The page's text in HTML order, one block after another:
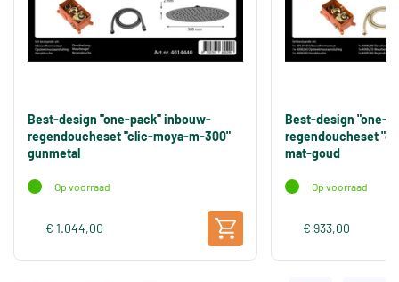
Best-design "one-pack" inbouw-
regendoucheset "clic-moya-m-300"
gunmetal
Op voorraad
€ 1.044,00
Best-design "one-
regendoucheset
mat-goud
Op voorraad
€ 933,00